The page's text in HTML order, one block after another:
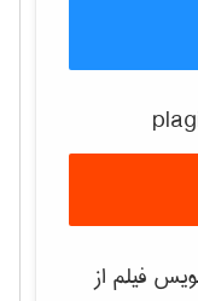
فیلم از